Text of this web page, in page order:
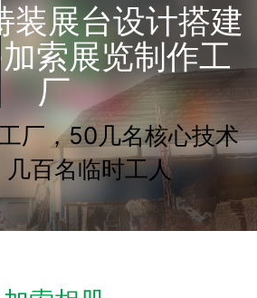
装展台设计搭建
索展览制作工
厂
厂，50几名核心技术
几百名临时工人